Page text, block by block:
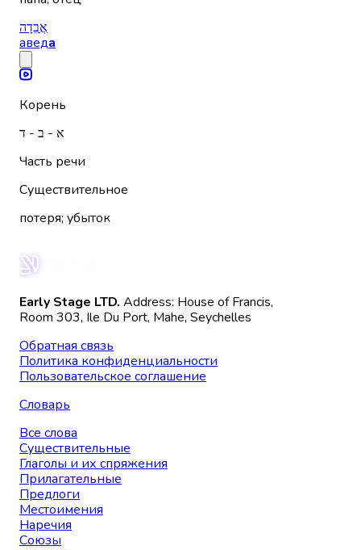
אֲבֵדָה
аведа
Корень
א - ב - ד
Часть речи
Существительное
потеря; убыток
Early Stage LTD. Address: House of Francis,
Room 303, Ile Du Port, Mahe, Seychelles
Обратная связь
Политика конфиденциальности
Пользовательское соглашение
Словарь
Все слова
Существительные
Глаголы и их спряжения
Прилагательные
Предлоги
Местоимения
Наречия
Союзы